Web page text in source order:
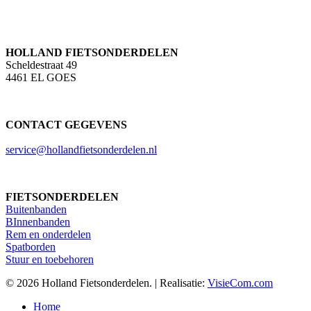
HOLLAND FIETSONDERDELEN
Scheldestraat 49
4461 EL GOES
CONTACT GEGEVENS
service@hollandfietsonderdelen.nl
FIETSONDERDELEN
Buitenbanden
BInnenbanden
Rem en onderdelen
Spatborden
Stuur en toebehoren
© 2026 Holland Fietsonderdelen. | Realisatie: VisieCom.com
Close
Home